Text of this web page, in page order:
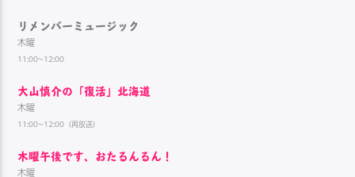
リメンバーミュージック
木曜
11:00~12:00
大山慎介の「復活」北海道
木曜
11:00~12:00（再放送）
木曜午後です、おたるんるん！
木曜